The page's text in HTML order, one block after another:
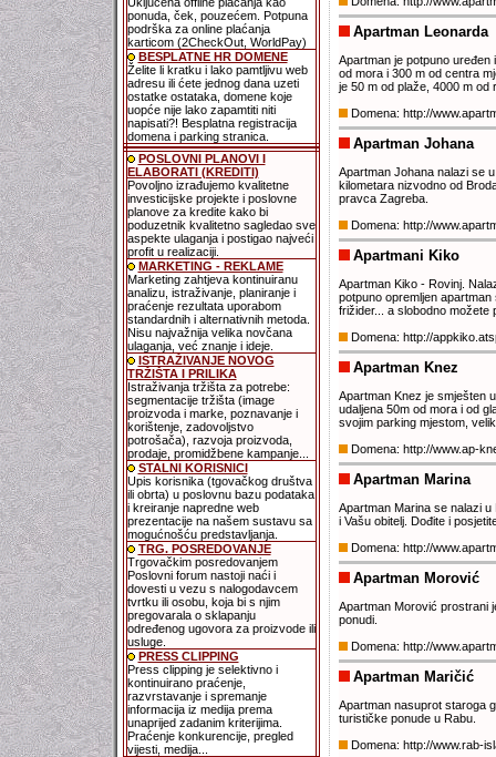
ponuda, ček, pouzećem. Potpuna
podrška za online plaćanja
karticom (2CheckOut, WorldPay)
BESPLATNE HR DOMENE
Želite li kratku i lako pamtljivu web
adresu ili ćete jednog dana uzeti
ostatke ostataka, domene koje
uopće nije lako zapamtiti niti
napisati?! Besplatna registracija
domena i parking stranica.
POSLOVNI PLANOVI I
ELABORATI (KREDITI)
Povoljno izrađujemo kvalitetne
investicijske projekte i poslovne
planove za kredite kako bi
poduzetnik kvalitetno sagledao sve
aspekte ulaganja i postigao najveći
profit u realizaciji.
MARKETING - REKLAME
Marketing zahtjeva kontinuiranu
analizu, istraživanje, planiranje i
praćenje rezultata uporabom
standardnih i alternativnih metoda.
Nisu najvažnija velika novčana
ulaganja, već znanje i ideje.
ISTRAŽIVANJE NOVOG
TRŽIŠTA I PRILIKA
Istraživanja tržišta za potrebe:
segmentacije tržišta (image
proizvoda i marke, poznavanje i
korištenje, zadovoljstvo
potrošača), razvoja proizvoda,
prodaje, promidžbene kampanje...
STALNI KORISNICI
Upis korisnika (tgovačkog društva
ili obrta) u poslovnu bazu podataka
i kreiranje napredne web
prezentacije na našem sustavu sa
mogućnošću predstavljanja.
TRG. POSREDOVANJE
Trgovačkim posredovanjem
Poslovni forum nastoji naći i
dovesti u vezu s nalogodavcem
tvrtku ili osobu, koja bi s njim
pregovarala o sklapanju
određenog ugovora za proizvode ili
usluge.
PRESS CLIPPING
Press clipping je selektivno i
kontinuirano praćenje,
razvrstavanje i spremanje
informacija iz medija prema
unaprijed zadanim kriterijima.
Praćenje konkurencije, pregled
vijesti, medija...
Apartman Leonarda
Apartman je potpuno
od mora i 300 m od centra
je 50 m od plaže, 4000 m od
Domena: http://
Apartman Johana
Apartman Johana nalazi se
kilometara nizvodno od
pravca Zagreba.
Domena: http://
Apartmani Kiko
Apartman Kiko - Rovinj.
potpuno opremljen
frižider... a slobodno možete
Domena: http://
Apartman Knez
Apartman Knez je smješten
udaljena 50m od mora i od
svojim parking mjestom,
Domena: http://www.ap-
Apartman Marina
Apartman Marina se nalazi
i Vašu obitelj. Dođite i
Domena: http://
Apartman Morović
Apartman Morović prostrani
ponudi.
Domena: http://
Apartman Maričić
Apartman nasuprot staroga
turističke ponude u Rabu.
Domena: http://www.rab-